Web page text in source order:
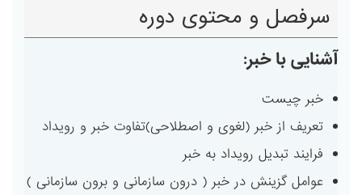
سرفصل و محتوی دوره
آشنایی با خبر:
خبر چیست
تعریف از خبر (لغوی و اصطلاحی)تفاوت خبر و رویداد
فرایند تبدیل رویداد به خبر
عوامل گزینش در خبر ( درون سازمانی و برون سازمانی )